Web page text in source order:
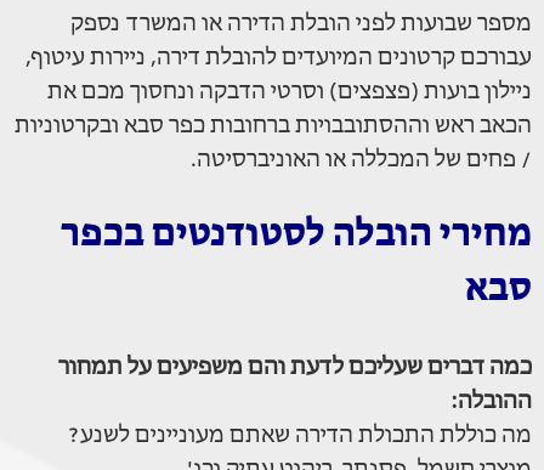
מספר שבועות לפני הובלת הדירה או המשרד נספק
עבורכם קרטונים המיועדים להובלת דירה, ניירות עיטוף,
ניילון בועות (פצפצים) וסרטי הדבקה ונחסוך מכם את
הכאב ראש וההסתובבויות ברחובות כפר סבא ובקרטוניות
/ פחים של המכללה או האוניברסיטה.
מחירי הובלה לסטודנטים בכפר
סבא
כמה דברים שעליכם לדעת והם משפיעים על תמחור
ההובלה:
מה כוללת התכולת הדירה שאתם מעוניינים לשנע?